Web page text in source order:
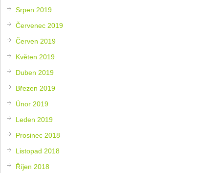
Srpen 2019
Červenec 2019
Červen 2019
Květen 2019
Duben 2019
Březen 2019
Únor 2019
Leden 2019
Prosinec 2018
Listopad 2018
Říjen 2018